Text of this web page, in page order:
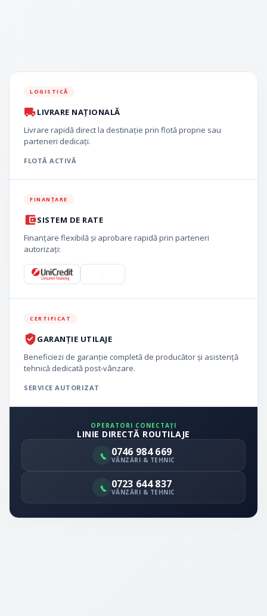
LOGISTICĂ
LIVRARE NAȚIONALĂ
Livrare rapidă direct la destinație prin flotă proprie sau
parteneri dedicați.
FLOTĂ ACTIVĂ
FINANȚARE
SISTEM DE RATE
Finanțare flexibilă și aprobare rapidă prin parteneri
autorizați:
CERTIFICAT
GARANȚIE UTILAJE
Beneficiezi de garanție completă de producător și asistență
tehnică dedicată post-vânzare.
SERVICE AUTORIZAT
OPERATORI CONECTAȚI
LINIE DIRECTĂ ROUTILAJE
0746 984 669
VÂNZĂRI & TEHNIC
0723 644 837
VÂNZĂRI & TEHNIC